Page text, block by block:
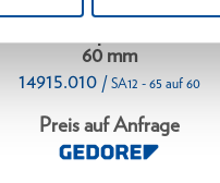
60 mm
14915.010 / SA12 - 65 auf 60
Preis auf Anfrage